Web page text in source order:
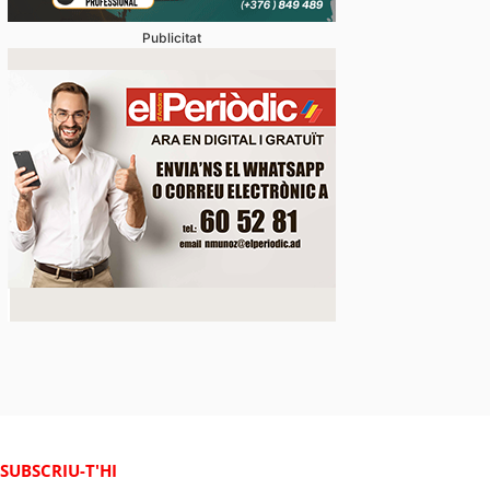
Publicitat
SUBSCRIU-T'HI